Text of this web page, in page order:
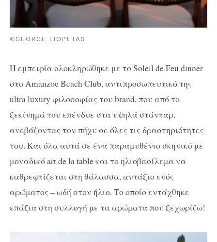
©GEORGE LIOPETAS
Η εμπειρία ολοκληρώθηκε με το Soleil de Feu dinner
στο Amanzoe Beach Club, αντιπροσωπευτικό της
ultra luxury φιλοσοφίας του brand, που από το
ξεκίνημά του επένδυε στα υψηλά στάνταρ,
ανεβάζοντας τον πήχυ σε όλες τις δραστηριότητες
του. Και όλα αυτά σε ένα παραμυθένιο σκηνικό με
μοναδικό art de la table και το ηλιοβασίλεμα να
καθρεφτίζεται στη θάλασσα, αντάξιο ενός
αρώματος – ωδή στον ήλιο. Το οποίο εντάχθηκε
επάξια στη συλλογή με τα αρώματα που ξεχωρίζω!